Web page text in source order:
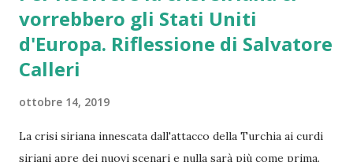
vorrebbero gli Stati Uniti
d'Europa. Riflessione di Salvatore
Calleri
ottobre 14, 2019
La crisi siriana innescata dall'attacco della Turchia ai curdi
siriani apre dei nuovi scenari e nulla sarà più come prima.